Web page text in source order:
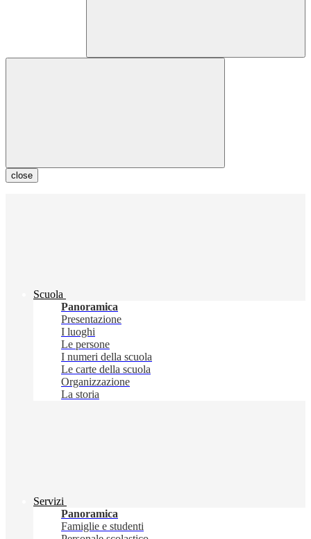
close
Scuola
Panoramica
Presentazione
I luoghi
Le persone
I numeri della scuola
Le carte della scuola
Organizzazione
La storia
Servizi
Panoramica
Famiglie e studenti